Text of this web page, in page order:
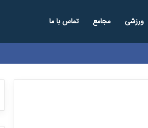
ورزشی مجامع تماس با ما